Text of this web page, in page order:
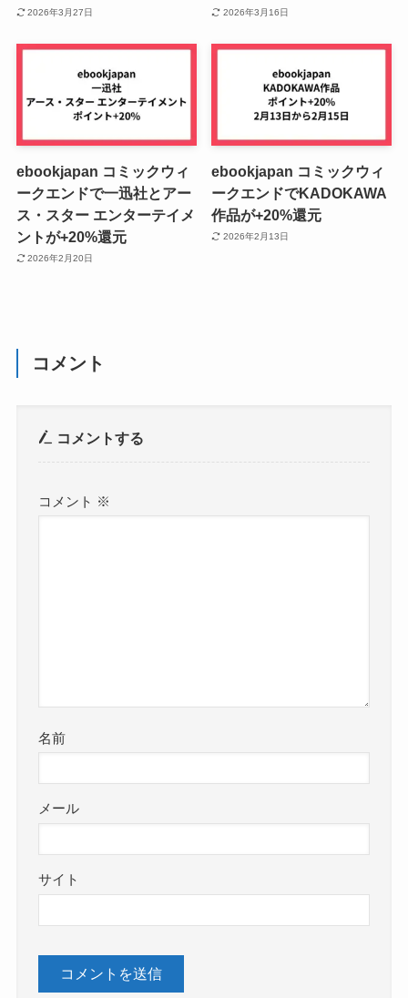
2026年3月27日 2026年3月16日
ebookjapan コミックウィ
ークエンドで一迅社とアー
ス・スター エンターテイメ
ントが+20%還元
2026年2月20日
ebookjapan コミックウィ
ークエンドでKADOKAWA
作品が+20%還元
2026年2月13日
コメント
コメントする
コメント ※
名前
メール
サイト